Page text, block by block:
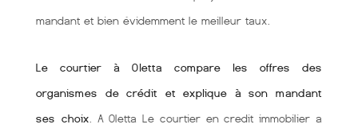
mandant et bien évidemment le meilleur taux.
Le courtier à Oletta compare les offres des
organismes de crédit et explique à son mandant
ses choix . A Oletta Le courtier en credit immobilier a